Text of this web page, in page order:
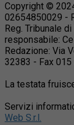
Copyright ©
02654850029 -
Reg. Tribunale
responsabile:
Redazione: Via
32383 - Fax
La testata
Servizi
Web S.r.l.